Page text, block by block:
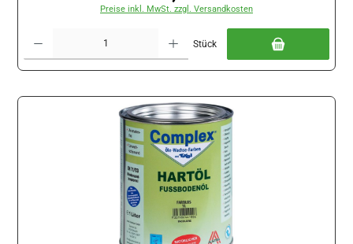
Preise inkl. MwSt. zzgl. Versandkosten
Stück